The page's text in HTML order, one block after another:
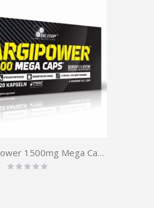
Olimp Argi Power 1500mg Mega Caps 120 caps
Rating:
0%